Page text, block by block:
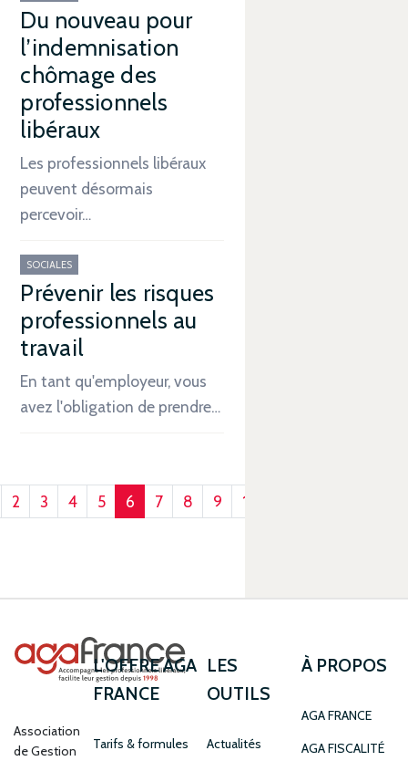
Du nouveau pour
l’indemnisation
chômage des
professionnels
libéraux
Les professionnels libéraux
peuvent désormais
percevoir…
SOCIALES
Prévenir les risques
professionnels au
travail
En tant qu'employeur, vous
avez l'obligation de prendre…
2 3 4 5 6 7 8 9 10
Association
de Gestion
L'OFFRE AGA
FRANCE
Tarifs & formules
LES
OUTILS
Actualités
À PROPOS
AGA FRANCE
AGA FISCALITÉ